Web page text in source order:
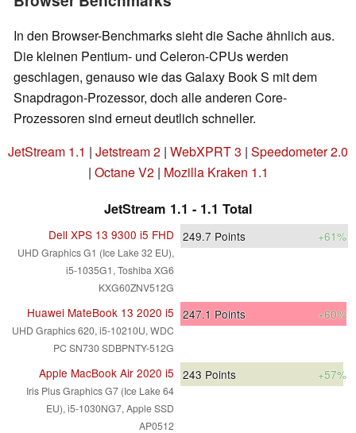
In den Browser-Benchmarks sieht die Sache ähnlich aus.
Die kleinen Pentium- und Celeron-CPUs werden
geschlagen, genauso wie das Galaxy Book S mit dem
Snapdragon-Prozessor, doch alle anderen Core-
Prozessoren sind erneut deutlich schneller.
JetStream 1.1 | Jetstream 2 | WebXPRT 3 | Speedometer 2.0
| Octane V2| Mozilla Kraken 1.1
JetStream 1.1 - 1.1 Total
Dell XPS 13 9300 i5 FHD
UHD Graphics G1 (Ice Lake 32 EU),
i5-1035G1, Toshiba XG6
KXG60ZNV512G
249.7 Points +61%
Huawei MateBook 13 2020 i5
UHD Graphics 620, i5-10210U, WDC
PC SN730 SDBPNTY-512G
247.1 Points +60%
Apple MacBook Air 2020 i5
Iris Plus Graphics G7 (Ice Lake 64
EU), i5-1030NG7, Apple SSD
AP0512
243 Points +57%